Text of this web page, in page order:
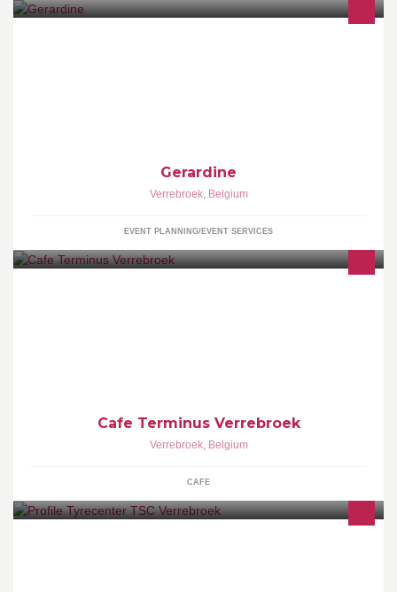
Gerardine
Verrebroek, Belgium
EVENT PLANNING/EVENT SERVICES
Cafe Terminus Verrebroek
Verrebroek, Belgium
CAFE